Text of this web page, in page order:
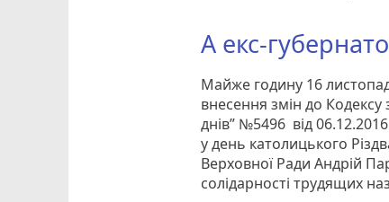
А екс-
Майже годину 16
внесення змін до
днів” №5496 від
у день католицького
Верховної Ради Андрій
солідарності трудящих